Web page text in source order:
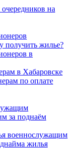
на
получить жилье?
в
в Хабаровске
по оплате
за поднаём
военнослужащим
жилья